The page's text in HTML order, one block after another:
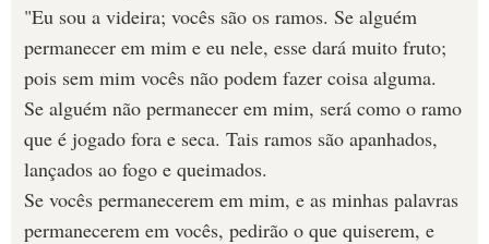
"Eu sou a videira; vocês são os ramos. Se alguém
permanecer em mim e eu nele, esse dará muito fruto;
pois sem mim vocês não podem fazer coisa alguma.
Se alguém não permanecer em mim, será como o ramo
que é jogado fora e seca. Tais ramos são apanhados,
lançados ao fogo e queimados.
Se vocês permanecerem em mim, e as minhas palavras
permanecerem em vocês, pedirão o que quiserem, e